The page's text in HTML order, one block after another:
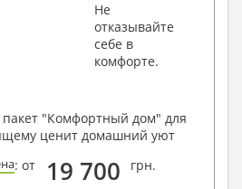
Не
отказывайте
себе в
комфорте.
"Комфортный дом" для
ценит домашний уют
: от 19 700 грн.